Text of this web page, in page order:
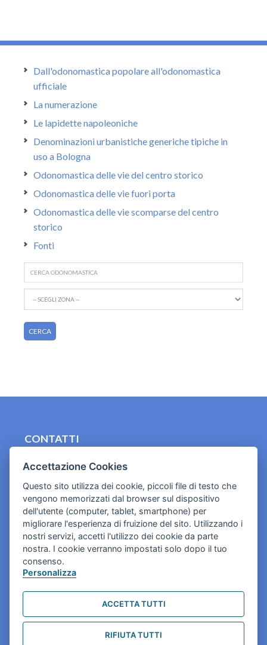
Dall'odonomastica popolare all'odonomastica
ufficiale
La numerazione
Le lapidette napoleoniche
Denominazioni urbanistiche generiche tipiche in
uso a Bologna
Odonomastica delle vie del centro storico
Odonomastica delle vie fuori porta
Odonomastica delle vie scomparse del centro
storico
Fonti
CONTATTI
Cookies e informativa privacy
Accettazione Cookies
Questo sito utilizza dei cookie, piccoli file di testo che
vengono memorizzati dal browser sul dispositivo
dell'utente (computer, tablet, smartphone) per
migliorare l'esperienza di fruizione del sito. Utilizzando i
nostri servizi, accetti l'utilizzo dei cookie da parte
nostra. I cookie verranno impostati solo dopo il tuo
consenso.
Personalizza
ACCETTA TUTTI
RIFIUTA TUTTI